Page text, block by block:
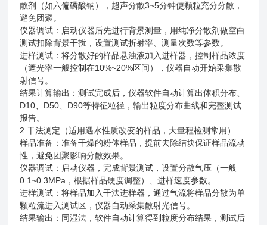
散剂（如六偏磷酸钠），超声分散3~5分钟使颗粒充分分散，
避免团聚。
‌仪器调试‌：启动仪器后先进行背景测量，用纯净分散剂做空白
测试扣除背景干扰，设置测试折射率、测量次数等参数。
‌进样测试‌：将分散好的样品悬浊液加入进样器，控制样品浓度
（遮光率一般控制在10%~20%区间），仪器自动开始采集散
射信号。
结果计算输出‌：测试完成后，仪器软件自动计算出体积分布、
D10、D50、D90等特征粒径，输出粒度分布曲线和完整测试
报告。
2.干法测定（适用遇水性质改变的样品，大量程检测常用）
样品准备‌：准备干燥的粉体样品，提前去除结块保证样品流动
性，避免团聚影响分散效果。
‌仪器调试‌：启动仪器，完成背景测试，设置分散气压（一般
0.1~0.3MPa，根据样品硬度调整）、进样速度参数。
进样测试‌：将样品加入干法进样器，通过气流将样品分散为单
颗粒流进入测试区，仪器自动采集散射光信号。
‌结果输出‌：同湿法，软件自动计算得到粒度分布结果，测试后